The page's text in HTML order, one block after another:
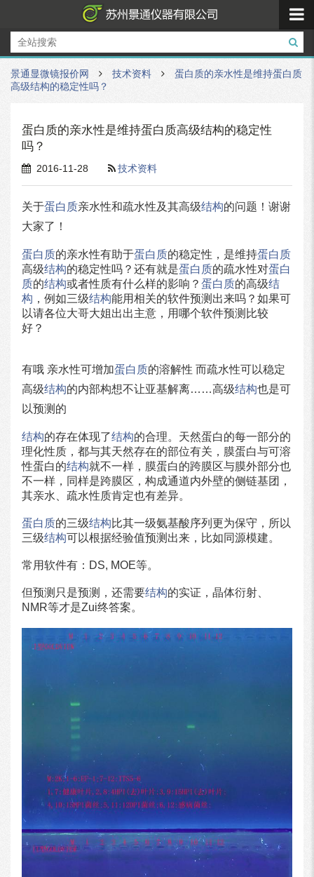
景通显微镜报价网 技术资料
蛋白质的亲水性是维持蛋白质
高级结构的稳定性吗？
蛋白质的亲水性是维持蛋白质高级结构的稳定性
吗？
2016-11-28 技术资料
关于蛋白质亲水性和疏水性及其高级结构的问题！谢谢
大家了！
蛋白质的亲水性有助于蛋白质的稳定性，是维持蛋白质
高级结构的稳定性吗？还有就是蛋白质的疏水性对蛋白
质的结构或者性质有什么样的影响？ 蛋白质的高级结
构 ，例如三级结构能用相关的软件预测出来吗？如果可
以请各位大哥大姐出出主意，用哪个软件预测比较
好？
有哦 亲水性可增加蛋白质的溶解性 而疏水性可以稳定
高级结构的内部构想不让亚基解离……高级结构也是可
以预测的
结构的存在体现了结构的合理。天然蛋白的每一部分的
理化性质，都与其天然存在的部位有关，膜蛋白与可溶
性蛋白的结构就不一样，膜蛋白的跨膜区与膜外部分也
不一样，同样是跨膜区，构成通道内外壁的侧链基团，
其亲水、疏水性质肯定也有差异。
蛋白质的三级结构比其一级氨基酸序列更为保守，所以
三级结构可以根据经验值预测出来，比如同源模建。
常用软件有：DS, MOE等。
但预测只是预测，还需要结构的实证，晶体衍射、
NMR等才是Zui终答案。